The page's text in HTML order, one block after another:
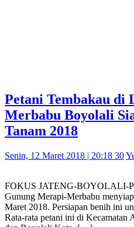
Petani Tembakau di
Merbabu Boyolali
Tanam 2018
Senin, 12 Maret 2018 | 20:18 30
FOKUS JATENG-BOYOLALI-
Gunung Merapi-Merbabu
Maret 2018. Persiapan benih ini
Rata-rata petani ini di Kecamatan